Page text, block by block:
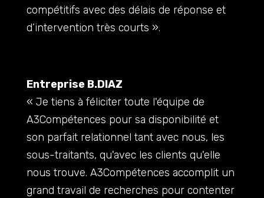
compétitifs avec des délais de réponse et
d’intervention très courts ».
Entreprise B.DIAZ
« Je tiens à féliciter toute l'équipe de
A3Compétences pour sa disponibilité et
son parfait relationnel tant avec nous, les
sous-traitants, qu'avec les clients qu'elle
nous trouve. A3Compétences accomplit un
grand travail de recherches pour contenter